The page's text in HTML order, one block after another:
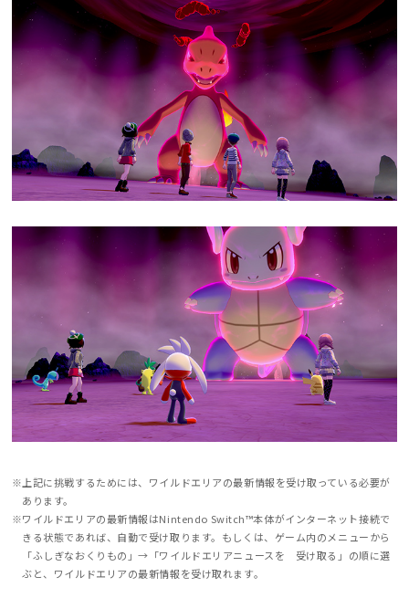
上記に挑戦するためには、ワイルドエリアの最新情報を受け取っている必要が
あります。
ワイルドエリアの最新情報はNintendo Switch™本体がインターネット接続で
きる状態であれば、自動で受け取ります。もしくは、ゲーム内のメニューから
「ふしぎなおくりもの」→「ワイルドエリアニュースを 受け取る」の順に選
ぶと、ワイルドエリアの最新情報を受け取れます。